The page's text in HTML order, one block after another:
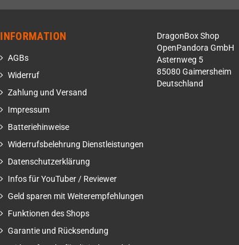
INFORMATION
AGBs
Widerruf
Zahlung und Versand
Impressum
Batteriehinweise
Widerrufsbelehrung Dienstleistungen
Datenschutzerklärung
Infos für YouTuber / Reviewer
Geld sparen mit Weiterempfehlungen
Funktionen des Shops
Garantie und Rücksendung
DragonBox Shop
OpenPandora GmbH
Asternweg 5
85080 Gaimersheim
Deutschland